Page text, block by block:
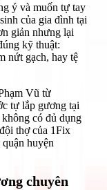
ý và muốn tự tay
của gia đình tại
giản nhưng lại
kỹ thuật:
nứt gạch, hay tệ
Vũ từ
tự lắp gương tại
không có đủ dụng
thợ của 1Fix
quận huyện
chuyên